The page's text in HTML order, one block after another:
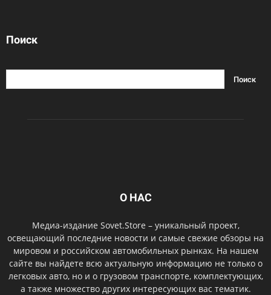
Поиск
О НАС
Медиа-издание Sovet.Store – уникальный проект,
освещающий последние новости и самые свежие обзоры на
мировом и российском автомобильных рынках. На нашем
сайте вы найдете всю актуальную информацию не только о
легковых авто, но и о грузовом транспорте, комплектующих,
а также множество других интересующих вас тематик.